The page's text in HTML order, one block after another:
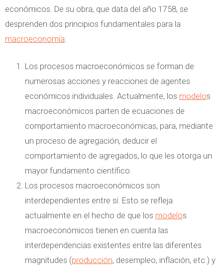
económicos. De su obra, que data del año 1758, se
desprenden dos principios fundamentales para la
macroeconomía:
Los procesos macroeconómicos se forman de
numerosas acciones y reacciones de agentes
económicos individuales. Actualmente, los modelos
macroeconómicos parten de ecuaciones de
comportamiento macroeconómicas, para, mediante
un proceso de agregación, deducir el
comportamiento de agregados, lo que les otorga un
mayor fundamento científico.
Los procesos macroeconómicos son
interdependientes entre sí. Esto se refleja
actualmente en el hecho de que los modelos
macroeconómicos tienen en cuenta las
interdependencias existentes entre las diferentes
magnitudes (producción, desempleo, inflación, etc.) y